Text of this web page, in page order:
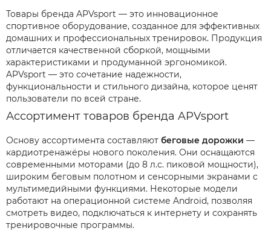
Товары бренда APVsport — это инновационное
спортивное оборудование, созданное для эффективных
домашних и профессиональных тренировок. Продукция
отличается качественной сборкой, мощными
характеристиками и продуманной эргономикой.
APVsport — это сочетание надежности,
функциональности и стильного дизайна, которое ценят
пользователи по всей стране.
Ассортимент товаров бренда APVsport
Основу ассортимента составляют беговые дорожки —
кардиотренажёры нового поколения. Они оснащаются
современными моторами (до 8 л.с. пиковой мощности),
широким беговым полотном и сенсорными экранами с
мультимедийными функциями. Некоторые модели
работают на операционной системе Android, позволяя
смотреть видео, подключаться к интернету и сохранять
тренировочные программы.